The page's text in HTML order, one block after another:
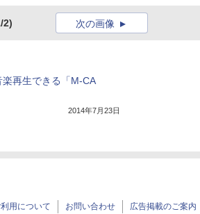
2) 次の画像
再生できる「M-CA
2014年7月23日
用について お問い合わせ 広告掲載のご案内